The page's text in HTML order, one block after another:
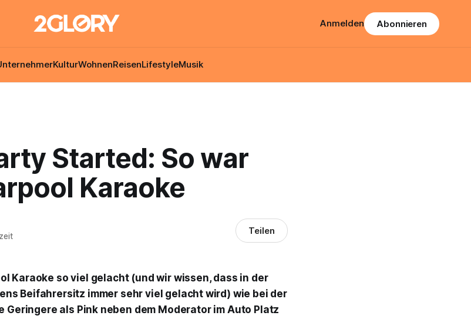
KulturWohnenReisenLifestyleMusik
Anmelden Abonnieren
Started: So war
Karaoke
Teilen
Karaoke so viel gelacht (und wir wissen, dass in der
Beifahrersitz immer sehr viel gelacht wird) wie bei der
Geringere als Pink neben dem Moderator im Auto Platz